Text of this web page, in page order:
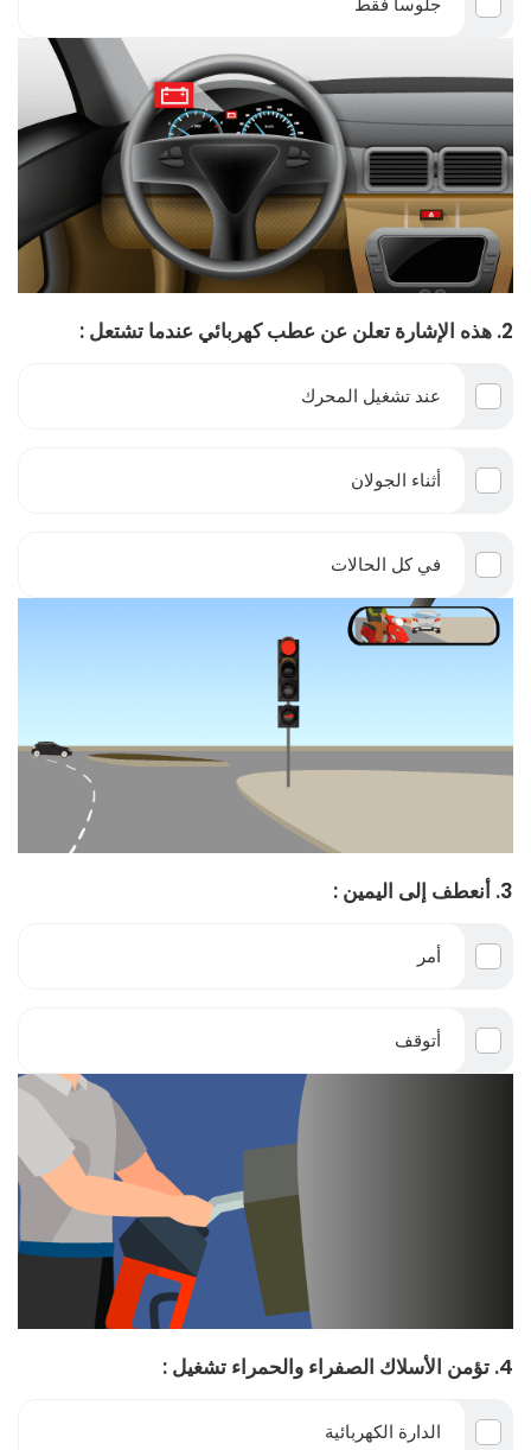
2. هذه الإشارة تعلن عن عطب كهربائي عندما تشتعل :
عند تشغيل المحرك
أثناء الجولان
في كل الحالات
3. أنعطف إلى اليمين :
أمر
أتوقف
4. تؤمن الأسلاك الصفراء والحمراء تشغيل :
الدارة الكهربائية